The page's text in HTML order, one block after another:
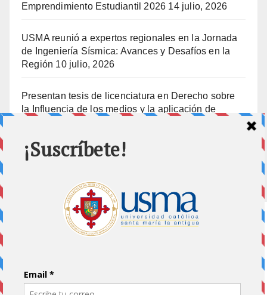
Emprendimiento Estudiantil 2026 14 julio, 2026
USMA reunió a expertos regionales en la Jornada
de Ingeniería Sísmica: Avances y Desafíos en la
Región 10 julio, 2026
Presentan tesis de licenciatura en Derecho sobre
la Influencia de los medios y la aplicación de